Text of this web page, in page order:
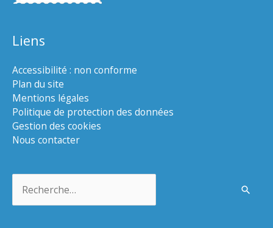
Liens
Accessibilité : non conforme
Plan du site
Mentions légales
Politique de protection des données
Gestion des cookies
Nous contacter